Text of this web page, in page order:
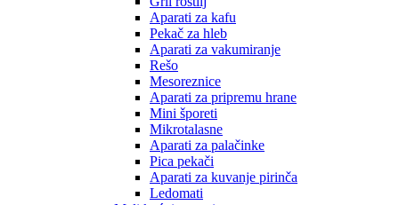
Aparati za kafu
Pekač za hleb
Aparati za vakumiranje
Rešo
Mesoreznice
Aparati za pripremu hrane
Mini šporeti
Mikrotalasne
Aparati za palačinke
Pica pekači
Aparati za kuvanje pirinča
Ledomati